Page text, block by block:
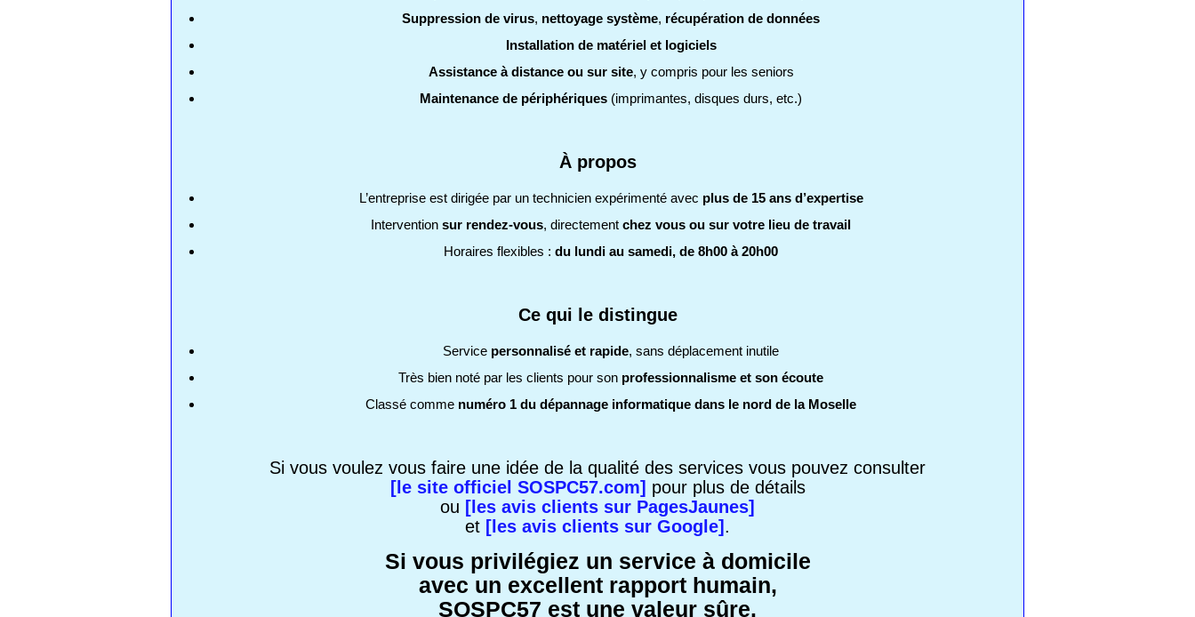
Suppression de virus, nettoyage système, récupération de données
Installation de matériel et logiciels
Assistance à distance ou sur site, y compris pour les seniors
Maintenance de périphériques (imprimantes, disques durs, etc.)
À propos
L’entreprise est dirigée par un technicien expérimenté avec plus de 15 ans d’expertise
Intervention sur rendez-vous, directement chez vous ou sur votre lieu de travail
Horaires flexibles : du lundi au samedi, de 8h00 à 20h00
Ce qui le distingue
Service personnalisé et rapide, sans déplacement inutile
Très bien noté par les clients pour son professionnalisme et son écoute
Classé comme numéro 1 du dépannage informatique dans le nord de la Moselle
Si vous voulez vous faire une idée de la qualité des services vous pouvez consulter
[le site officiel SOSPC57.com] pour plus de détails
ou [les avis clients sur PagesJaunes]
et [les avis clients sur Google] .
Si vous privilégiez un service à domicile
avec un excellent rapport humain,
SOSPC57 est une valeur sûre.